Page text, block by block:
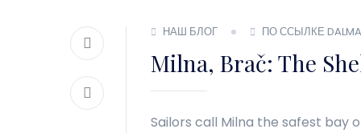
НАШ БЛОГ ПО ССЫЛКЕ
Milna, Brač: The
Sailors call Milna the safest bay